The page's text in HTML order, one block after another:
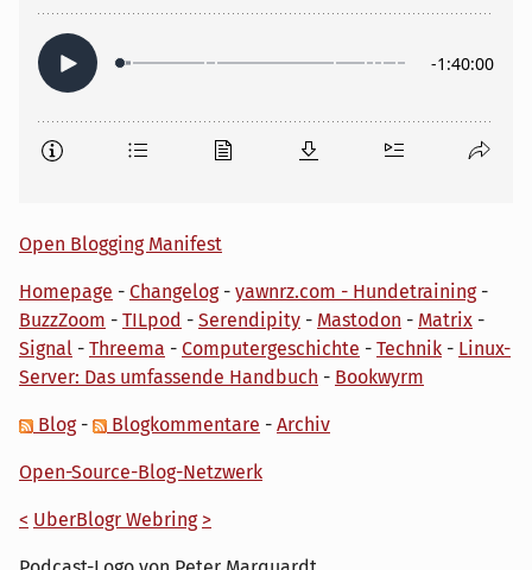
Open Blogging Manifest
Homepage - Changelog- yawnrz.com - Hundetraining-
BuzzZoom - TILpod - Serendipity - Mastodon - Matrix -
Signal - Threema - Computergeschichte - Technik - Linux-
Server: Das umfassende Handbuch - Bookwyrm
Blog- Blogkommentare - Archiv
Open-Source-Blog-Netzwerk
< UberBlogr Webring >